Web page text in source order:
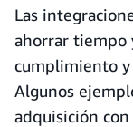
Las
ahorrar tiempo
cumplimiento
Algunos
adquisición